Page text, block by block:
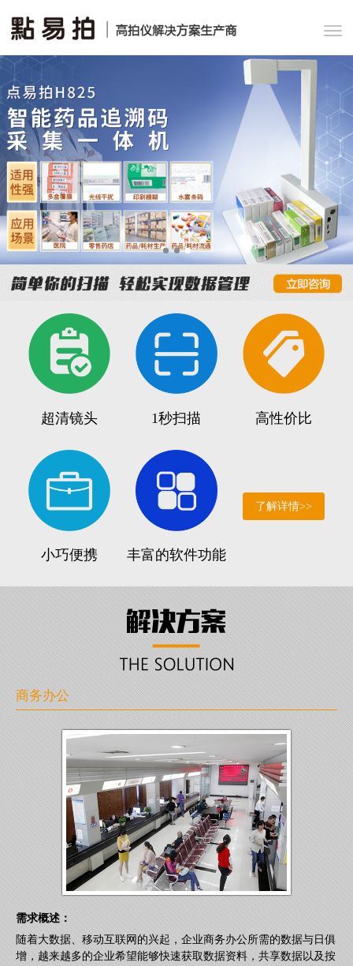
超清镜头 1秒扫描 高性价比
小巧便携 丰富的软件功能
了解详情>>
商务办公
需求概述：
随着大数据、移动互联网的兴起，企业商务办公所需的数据与日俱
增，越来越多的企业希望能够快速获取数据资料，共享数据以及按